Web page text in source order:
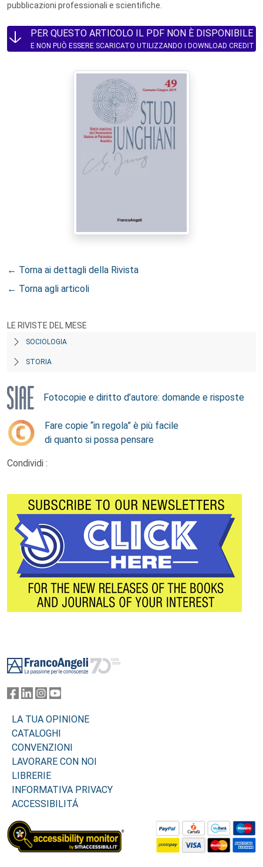
pubblicazioni professionali e scientifiche.
PER QUESTO ARTICOLO IL PDF NON È DISPONIBILE
E NON PUÒ ESSERE SCARICATO UTILIZZANDO I DOWNLOAD CREDIT
← Torna ai dettagli della Rivista
← Torna agli articoli
LE RIVISTE DEL MESE
SOCIOLOGIA
STORIA
Fotocopie e diritto d’autore: domande e risposte
Fare copie “in regola” è più facile
di quanto si possa pensare
Condividi :
LA TUA OPINIONE
CATALOGHI
CONVENZIONI
LAVORARE CON NOI
LIBRERIE
INFORMATIVA PRIVACY
ACCESSIBILITÁ